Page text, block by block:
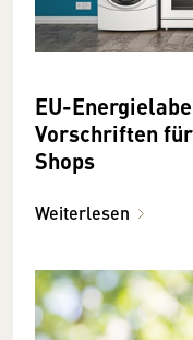
EU-
Vorschriften
Shops
Weiterlesen